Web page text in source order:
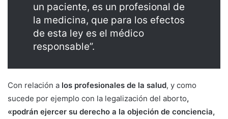
un paciente, es un profesional de
la medicina, que para los efectos
de esta ley es el médico
responsable”.
Con relación a los profesionales de la salud, y como
sucede por ejemplo con la legalización del aborto,
«podrán ejercer su derecho a la objeción de conciencia,